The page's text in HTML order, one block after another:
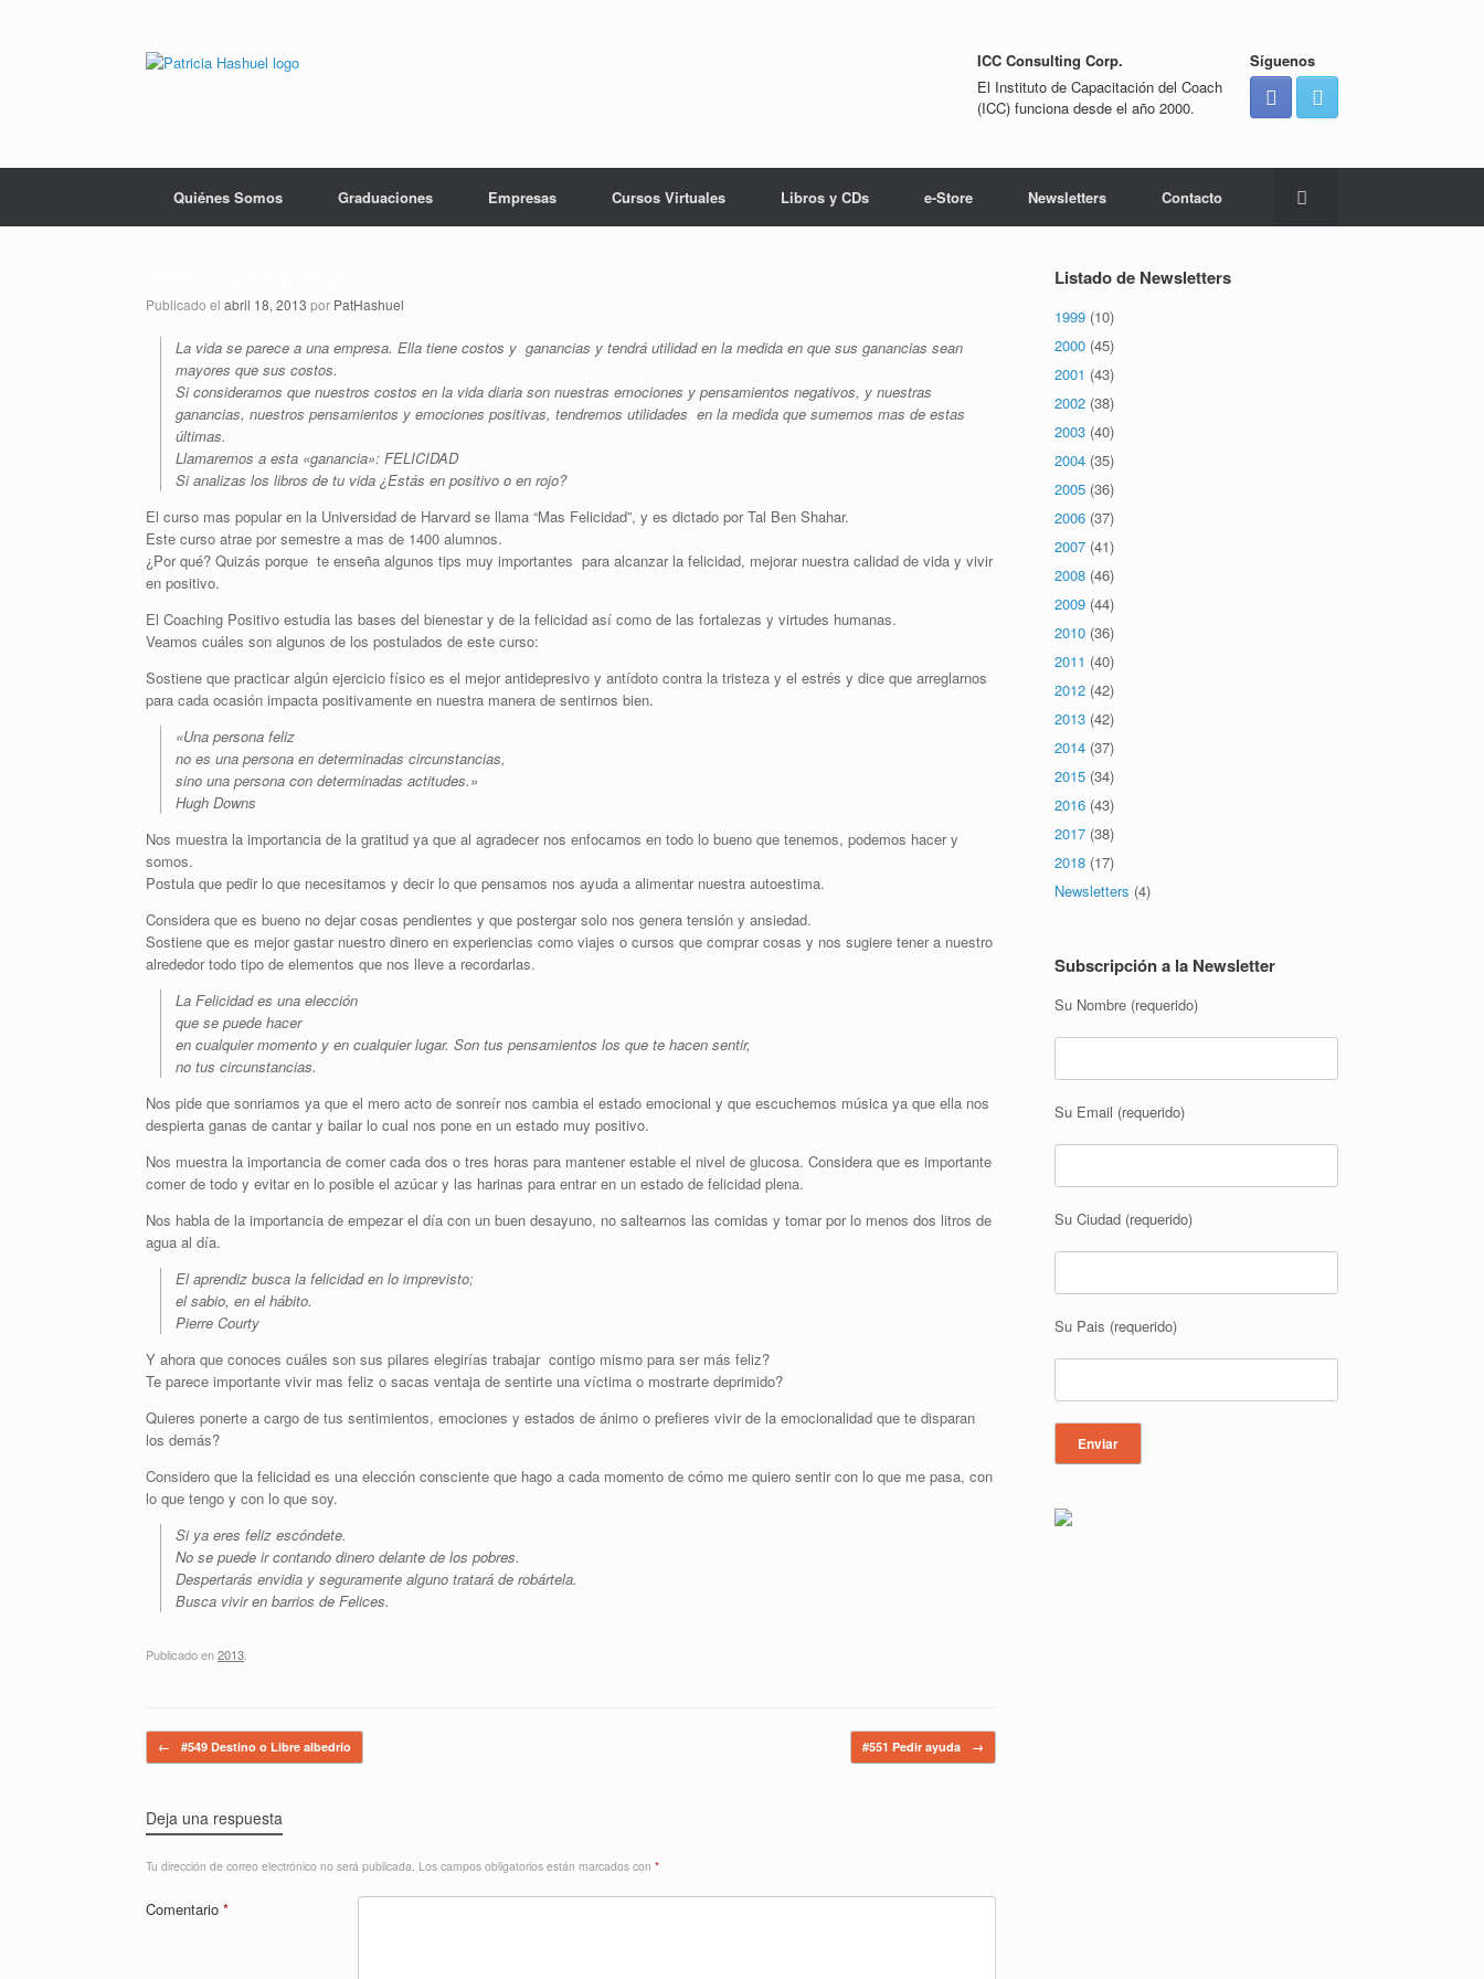
ICC Consulting Corp.
El Instituto de Capacitación del Coach
(ICC) funciona desde el año 2000.
Síguenos
Quiénes Somos Graduaciones Empresas Cursos Virtuales Libros y CDs e-Store Newsletters Contacto
Publicado el abril 18, 2013 por PatHashuel
La vida se parece a una empresa. Ella tiene costos y ganancias y tendrá utilidad en la medida en que sus ganancias sean
mayores que sus costos.
Si consideramos que nuestros costos en la vida diaria son nuestras emociones y pensamientos negativos, y nuestras
ganancias, nuestros pensamientos y emociones positivas, tendremos utilidades en la medida que sumemos mas de estas
últimas.
Llamaremos a esta «ganancia»: FELICIDAD
Si analizas los libros de tu vida ¿Estás en positivo o en rojo?
El curso mas popular en la Universidad de Harvard se llama “Mas Felicidad”, y es dictado por Tal Ben Shahar.
Este curso atrae por semestre a mas de 1400 alumnos.
¿Por qué? Quizás porque te enseña algunos tips muy importantes para alcanzar la felicidad, mejorar nuestra calidad de vida y vivir
en positivo.
El Coaching Positivo estudia las bases del bienestar y de la felicidad así como de las fortalezas y virtudes humanas.
Veamos cuáles son algunos de los postulados de este curso:
Sostiene que practicar algún ejercicio físico es el mejor antidepresivo y antídoto contra la tristeza y el estrés y dice que arreglarnos
para cada ocasión impacta positivamente en nuestra manera de sentirnos bien.
«Una persona feliz
no es una persona en determinadas circunstancias,
sino una persona con determinadas actitudes.»
Hugh Downs
Nos muestra la importancia de la gratitud ya que al agradecer nos enfocamos en todo lo bueno que tenemos, podemos hacer y
somos.
Postula que pedir lo que necesitamos y decir lo que pensamos nos ayuda a alimentar nuestra autoestima.
Considera que es bueno no dejar cosas pendientes y que postergar solo nos genera tensión y ansiedad.
Sostiene que es mejor gastar nuestro dinero en experiencias como viajes o cursos que comprar cosas y nos sugiere tener a nuestro
alrededor todo tipo de elementos que nos lleve a recordarlas.
La Felicidad es una elección
que se puede hacer
en cualquier momento y en cualquier lugar. Son tus pensamientos los que te hacen sentir,
no tus circunstancias.
Nos pide que sonriamos ya que el mero acto de sonreír nos cambia el estado emocional y que escuchemos música ya que ella nos
despierta ganas de cantar y bailar lo cual nos pone en un estado muy positivo.
Nos muestra la importancia de comer cada dos o tres horas para mantener estable el nivel de glucosa. Considera que es importante
comer de todo y evitar en lo posible el azúcar y las harinas para entrar en un estado de felicidad plena.
Nos habla de la importancia de empezar el día con un buen desayuno, no saltearnos las comidas y tomar por lo menos dos litros de
agua al día.
El aprendiz busca la felicidad en lo imprevisto;
el sabio, en el hábito.
Pierre Courty
Y ahora que conoces cuáles son sus pilares elegirías trabajar contigo mismo para ser más feliz?
Te parece importante vivir mas feliz o sacas ventaja de sentirte una víctima o mostrarte deprimido?
Quieres ponerte a cargo de tus sentimientos, emociones y estados de ánimo o prefieres vivir de la emocionalidad que te disparan
los demás?
Considero que la felicidad es una elección consciente que hago a cada momento de cómo me quiero sentir con lo que me pasa, con
lo que tengo y con lo que soy.
Si ya eres feliz escóndete.
No se puede ir contando dinero delante de los pobres.
Despertarás envidia y seguramente alguno tratará de robártela.
Busca vivir en barrios de Felices.
Publicado en2013
Navegador de artículos
← #549 Destino o Libre albedrío #551 Pedir ayuda →
Deja una respuesta
Tu dirección de correo electrónico no será publicada. Los campos obligatorios están marcados con *
Comentario *
Listado de Newsletters
1999 (10)
2000 (45)
2001 (43)
2002 (38)
2003 (40)
2004 (35)
2005 (36)
2006 (37)
2007 (41)
2008 (46)
2009 (44)
2010 (36)
2011 (40)
2012 (42)
2013 (42)
2014 (37)
2015 (34)
2016 (43)
2017 (38)
2018 (17)
Newsletters (4)
Subscripción a la Newsletter
Su Nombre (requerido)
Su Email (requerido)
Su Ciudad (requerido)
Su Pais (requerido)